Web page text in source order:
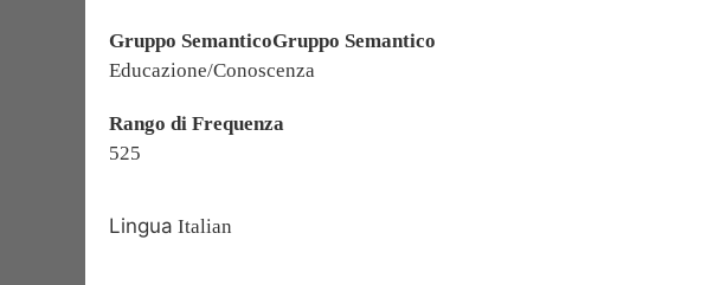
Gruppo SemanticoGruppo Semantico
Educazione/Conoscenza
Rango di Frequenza
525
Lingua Italian